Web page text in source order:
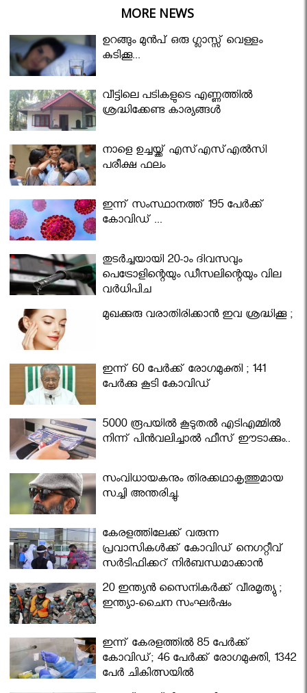
MORE NEWS
ഉറങ്ങും മുന്‍പ് ഒരു ഗ്ലാസ്സ് വെള്ളം
കുടിക്കൂ...
വീട്ടിലെ പടികളുടെ എണ്ണത്തിൽ
ശ്രദ്ധിക്കേണ്ട കാര്യങ്ങൾ
നാളെ ഉച്ചയ്ക്ക് എസ്എസ്എല്‍സി
പരീക്ഷ ഫലം
ഇന്ന് സംസ്ഥാനത്ത് 195 പേര്‍ക്ക്
കോവിഡ് ...
തുടർച്ചയായി 20-ാം ദിവസവും
പെട്രോളിന്റെയും ഡീസലിന്റെയും വില
വര്‍ധിപ്പിച്ചു
മുഖക്കുരു വരാതിരിക്കാന്‍ ഇവ ശ്രദ്ധിക്കൂ ;
ഇന്ന് 60 പേർക്ക് രോഗമുക്തി ; 141
പേര്‍ക്കു കൂടി കോവിഡ്
5000 രൂപയിൽ കൂടുതൽ എടിഎമ്മിൽ
നിന്ന് പിൻവലിച്ചാൽ ഫീസ് ഈടാക്കും..
സംവിധായകനും തിരക്കഥാകൃത്തുമായ
സച്ചി അന്തരിച്ചു.
കേരളത്തിലേക്ക് വരുന്ന
പ്രവാസികള്‍ക്ക് കോവിഡ് നെഗറ്റീവ്
സര്‍ട്ടിഫിക്കറ്റ് നിർബന്ധമാക്കാൻ
മന്ത്രിസഭ
20 ഇന്ത്യൻ സൈനികർക്ക് വീരമൃത്യു ;
ഇന്ത്യാ-ചൈന സംഘർഷം
ഇന്ന് കേരളത്തിൽ 85 പേർക്ക്
കോവിഡ്; 46 പേർക്ക് രോഗമുക്തി, 1342
പേർ ചികിത്സയിൽ